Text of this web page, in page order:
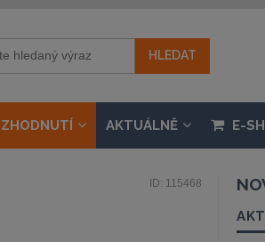
AKTUÁLNĚ E-
ID: 115468